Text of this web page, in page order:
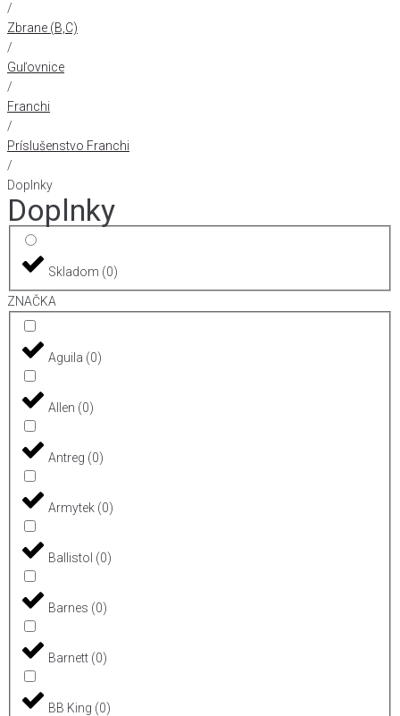
/
Zbrane (B,C)
/
Guľovnice
/
Franchi
/
Príslušenstvo Franchi
/
Doplnky
Doplnky
Skladom (0)
ZNAČKA
Aguila (0)
Allen (0)
Antreg (0)
Armytek (0)
Ballistol (0)
Barnes (0)
Barnett (0)
BB King (0)